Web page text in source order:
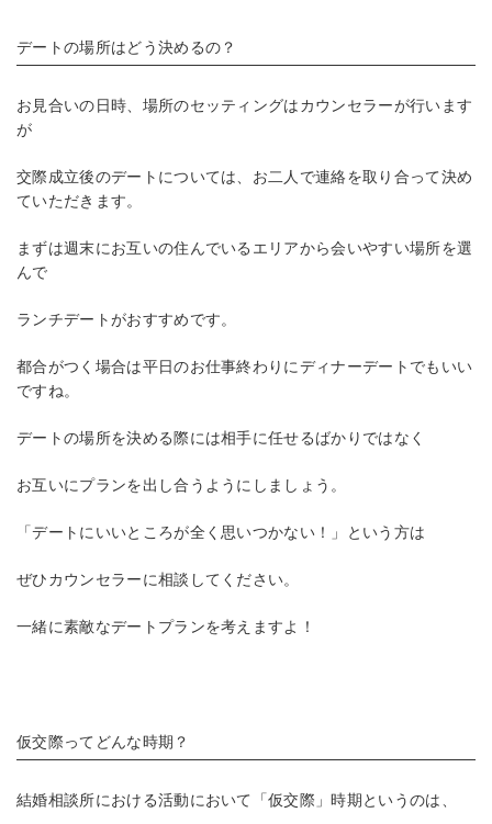
デートの場所はどう決めるの？
お見合いの日時、場所のセッティングはカウンセラーが行います
が
交際成立後のデートについては、お二人で連絡を取り合って決め
ていただきます。
まずは週末にお互いの住んでいるエリアから会いやすい場所を選
んで
ランチデートがおすすめです。
都合がつく場合は平日のお仕事終わりにディナーデートでもいい
ですね。
デートの場所を決める際には相手に任せるばかりではなく
お互いにプランを出し合うようにしましょう。
「デートにいいところが全く思いつかない！」という方は
ぜひカウンセラーに相談してください。
一緒に素敵なデートプランを考えますよ！
仮交際ってどんな時期？
結婚相談所における活動において「仮交際」時期というのは、